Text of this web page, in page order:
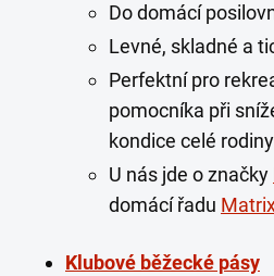
Do domácí
Levné, skladné a
Perfektní pro
pomocníka při
kondice celé rodiny
U nás jde o značky
domácí řadu
Klubové běžecké pásy